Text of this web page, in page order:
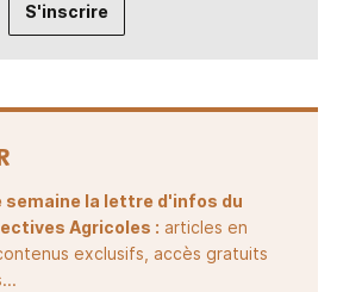
S'inscrire
semaine la lettre d'infos du
Agricoles : articles en
exclusifs, accès gratuits